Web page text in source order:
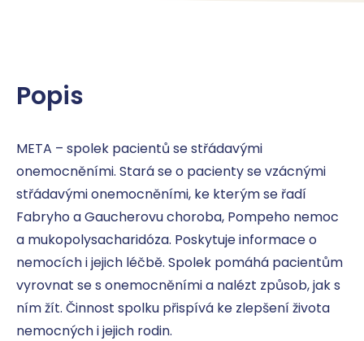
Popis
META – spolek pacientů se střádavými
onemocněními. Stará se o pacienty se vzácnými
střádavými onemocněními, ke kterým se řadí
Fabryho a Gaucherovu choroba, Pompeho nemoc
a mukopolysacharidóza. Poskytuje informace o
nemocích i jejich léčbě. Spolek pomáhá pacientům
vyrovnat se s onemocněními a nalézt způsob, jak s
ním žít. Činnost spolku přispívá ke zlepšení života
nemocných i jejich rodin.